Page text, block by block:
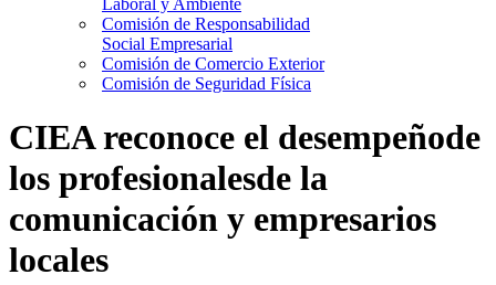
Laboral y Ambiente
Comisión de Responsabilidad
Social Empresarial
Comisión de Comercio Exterior
Comisión de Seguridad Física
CIEA reconoce el desempeñode
los profesionalesde la
comunicación y empresarios
locales